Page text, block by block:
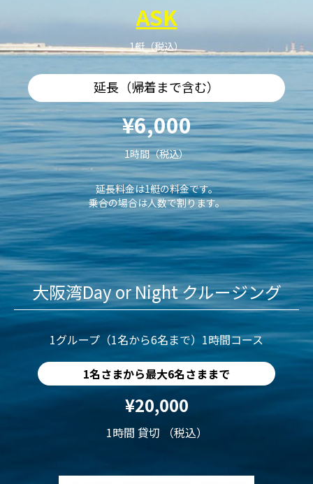
ASK
1艇（税込）
延長（帰着まで含む）
¥6,000
1時間（税込）
延長料金は1艇の料金です。
乗合の場合は人数で割ります。
大阪湾Day or Night クルージング
1グループ（1名から6名まで）1時間コース
1名さまから最大6名さままで
¥20,000
1時間 貸切 （税込）